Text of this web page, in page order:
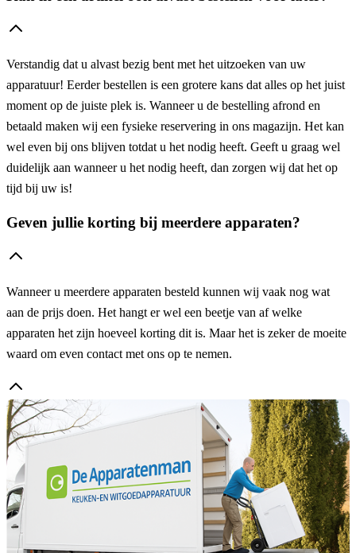
Verstandig dat u alvast bezig bent met het uitzoeken van uw
apparatuur! Eerder bestellen is een grotere kans dat alles op het juist
moment op de juiste plek is. Wanneer u de bestelling afrond en
betaald maken wij een fysieke reservering in ons magazijn. Het kan
wel even bij ons blijven totdat u het nodig heeft. Geeft u graag wel
duidelijk aan wanneer u het nodig heeft, dan zorgen wij dat het op
tijd bij uw is!
Geven jullie korting bij meerdere apparaten?
Wanneer u meerdere apparaten besteld kunnen wij vaak nog wat
aan de prijs doen. Het hangt er wel een beetje van af welke
apparaten het zijn hoeveel korting dit is. Maar het is zeker de moeite
waard om even contact met ons op te nemen.